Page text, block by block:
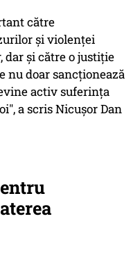
către
și violenței
și către o justiție
nu doar sancționează
activ suferința
a scris Nicușor Dan